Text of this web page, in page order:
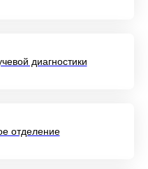
диагностики
отделение